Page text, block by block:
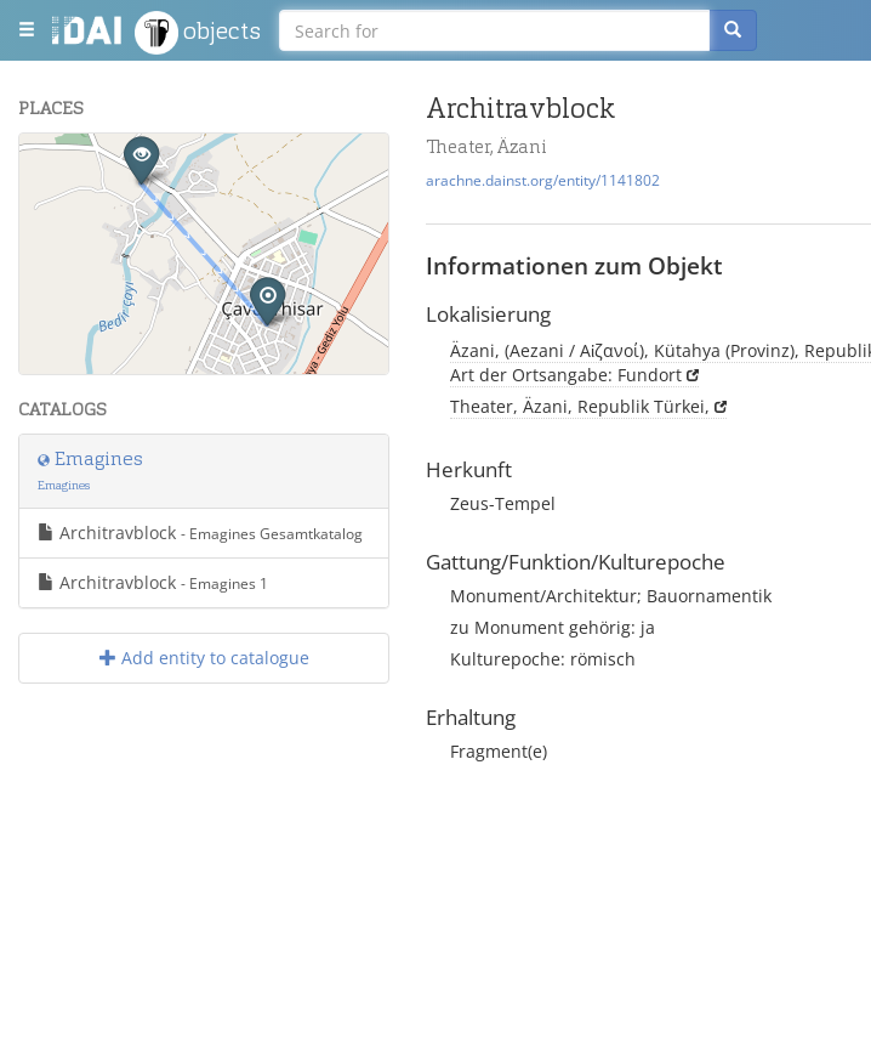
objects
PLACES
−
Leaflet | Maps and Data © OpenStreetMap
CATALOGS
Emagines
Emagines
Architravblock - Emagines Gesamtkatalog
Architravblock - Emagines 1
Add entity to catalogue
Architravblock
Theater, Äzani
arachne.dainst.org/entity/1141802
Informationen zum Objekt
Lokalisierung
Äzani, (Aezani / Αἰζανοί), Kütahya (Provinz),
Art der Ortsangabe: Fundort
Theater, Äzani, Republik Türkei,
Herkunft
Zeus-Tempel
Gattung/Funktion/Kulturepoche
Monument/Architektur; Bauornamentik
zu Monument gehörig: ja
Kulturepoche: römisch
Erhaltung
Fragment(e)